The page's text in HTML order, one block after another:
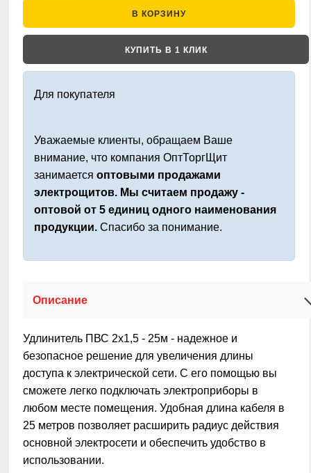
В КОРЗИНУ
КУПИТЬ В 1 КЛИК
Для покупателя
Уважаемые клиенты, обращаем Ваше
внимание, что компания ОптТоргЩит
занимается оптовыми продажами
электрощитов. Мы считаем продажу -
оптовой от 5 единиц одного наименования
продукции. Спасибо за понимание.
Описание
Удлинитель ПВС 2х1,5 - 25м - надежное и
безопасное решение для увеличения длины
доступа к электрической сети. С его помощью вы
сможете легко подключать электроприборы в
любом месте помещения. Удобная длина кабеля в
25 метров позволяет расширить радиус действия
основной электросети и обеспечить удобство в
использовании.